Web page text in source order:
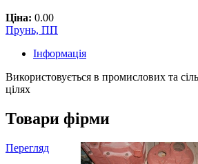
Ціна: 0.00
Прунь, ПП
Інформація
Використовується в промислових та
цілях
Товари фірми
Перегляд